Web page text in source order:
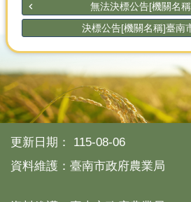
無法決標公告[機關名
決標公告[機關名稱]臺南
更新日期：
115-08-06
資料維護：臺南市政府農業局